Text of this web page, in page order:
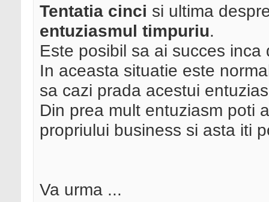
Tentatia cinci si ultima
entuziasmul timpuriu.
Este posibil sa ai succes
In aceasta situatie este
sa cazi prada acestui
Din prea mult entuziasm poti
propriului business si asta iti
Va urma ...